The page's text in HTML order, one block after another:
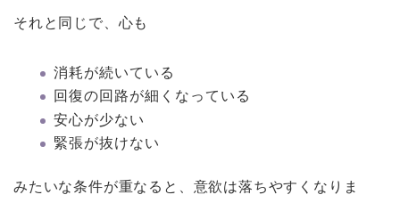
それと同じで、心も
消耗が続いている
回復の回路が細くなっている
安心が少ない
緊張が抜けない
みたいな条件が重なると、意欲は落ちやすくなりま